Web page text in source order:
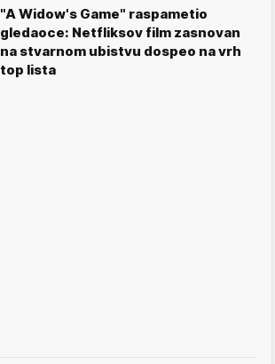
"A Widow's Game" raspametio
gledaoce: Netfliksov film zasnovan
na stvarnom ubistvu dospeo na vrh
top lista